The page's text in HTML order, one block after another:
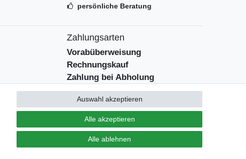
persönliche Beratung
Zahlungsarten
Vorabüberweisung
Rechnungskauf
Zahlung bei Abholung
PayPal (inkl. Kreditkarten)
Alle akzeptieren
Alle ablehnen
Auswahl akzeptieren